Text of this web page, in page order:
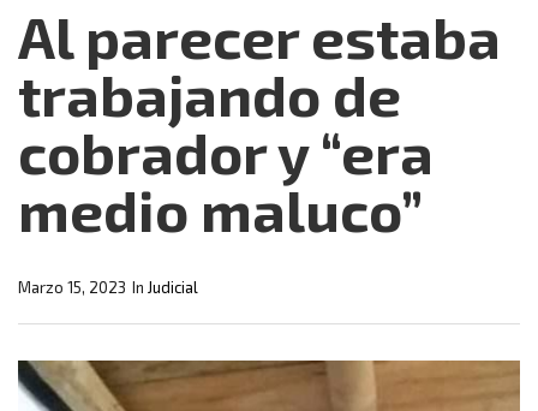
Al parecer estaba
trabajando de
cobrador y “era
medio maluco”
In Judicial
Marzo 15, 2023